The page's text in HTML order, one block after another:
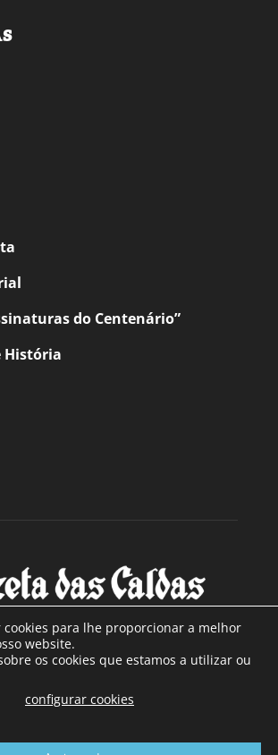
do Centenário”
História
SOBRE NÓS
Caldas da Rainha e mais de 90 anos de
Leiria, com mais de 40.000 leitores por
cookies para lhe proporcionar a melhor
website.
os cookies que estamos a utilizar ou
configurar cookies